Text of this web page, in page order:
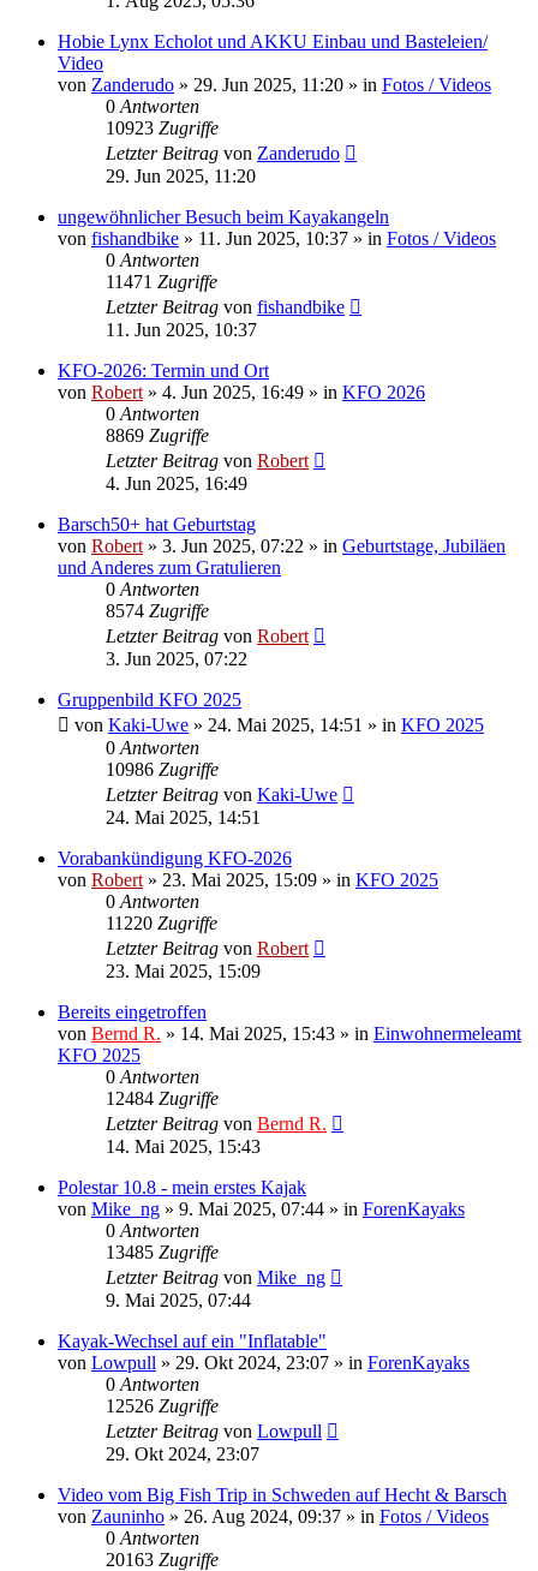
Hobie Lynx Echolot und AKKU Einbau und Basteleien/
Video
von Zanderudo » 29. Jun 2025, 11:20 » in Fotos / Videos
0 Antworten
10923 Zugriffe
Letzter Beitrag von Zanderudo
29. Jun 2025, 11:20
ungewöhnlicher Besuch beim Kayakangeln
von fishandbike » 11. Jun 2025, 10:37 » in Fotos / Videos
0 Antworten
11471 Zugriffe
Letzter Beitrag von fishandbike
11. Jun 2025, 10:37
KFO-2026: Termin und Ort
von Robert » 4. Jun 2025, 16:49 » in KFO 2026
0 Antworten
8869 Zugriffe
Letzter Beitrag von Robert
4. Jun 2025, 16:49
Barsch50+ hat Geburtstag
von Robert » 3. Jun 2025, 07:22 » in Geburtstage, Jubiläen
und Anderes zum Gratulieren
0 Antworten
8574 Zugriffe
Letzter Beitrag von Robert
3. Jun 2025, 07:22
Gruppenbild KFO 2025
von Kaki-Uwe » 24. Mai 2025, 14:51 » in KFO 2025
0 Antworten
10986 Zugriffe
Letzter Beitrag von Kaki-Uwe
24. Mai 2025, 14:51
Vorabankündigung KFO-2026
von Robert » 23. Mai 2025, 15:09 » in KFO 2025
0 Antworten
11220 Zugriffe
Letzter Beitrag von Robert
23. Mai 2025, 15:09
Bereits eingetroffen
von Bernd R. » 14. Mai 2025, 15:43 » in Einwohnermeleamt
KFO 2025
0 Antworten
12484 Zugriffe
Letzter Beitrag von Bernd R.
14. Mai 2025, 15:43
Polestar 10.8 - mein erstes Kajak
von Mike_ng » 9. Mai 2025, 07:44 » in ForenKayaks
0 Antworten
13485 Zugriffe
Letzter Beitrag von Mike_ng
9. Mai 2025, 07:44
Kayak-Wechsel auf ein "Inflatable"
von Lowpull » 29. Okt 2024, 23:07 » in ForenKayaks
0 Antworten
12526 Zugriffe
Letzter Beitrag von Lowpull
29. Okt 2024, 23:07
Video vom Big Fish Trip in Schweden auf Hecht & Barsch
von Zauninho » 26. Aug 2024, 09:37 » in Fotos / Videos
0 Antworten
20163 Zugriffe